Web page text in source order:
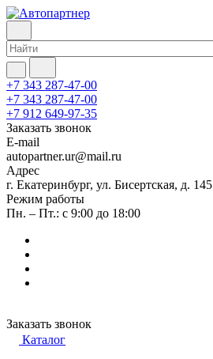
+7 343 287-47-00
+7 343 287-47-00
+7 912 649-97-35
Заказать звонок
E-mail
autopartner.ur@mail.ru
Адрес
г. Екатеринбург, ул. Бисертская, д. 145
Режим работы
Пн. – Пт.: с 9:00 до 18:00
Заказать звонок
Каталог